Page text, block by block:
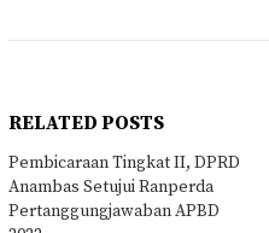
RELATED POSTS
Pembicaraan Tingkat II, DPRD
Anambas Setujui Ranperda
Pertanggungjawaban APBD